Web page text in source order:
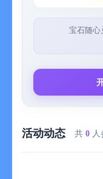
宝石随心
活动动态 共 0 人